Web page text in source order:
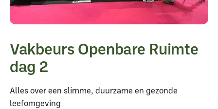
Vakbeurs Openbare Ruimte
dag 2
Alles over een slimme, duurzame en gezonde
leefomgeving